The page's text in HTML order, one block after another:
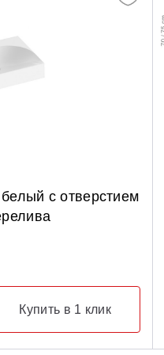
с отверстием
Купить в 1 клик